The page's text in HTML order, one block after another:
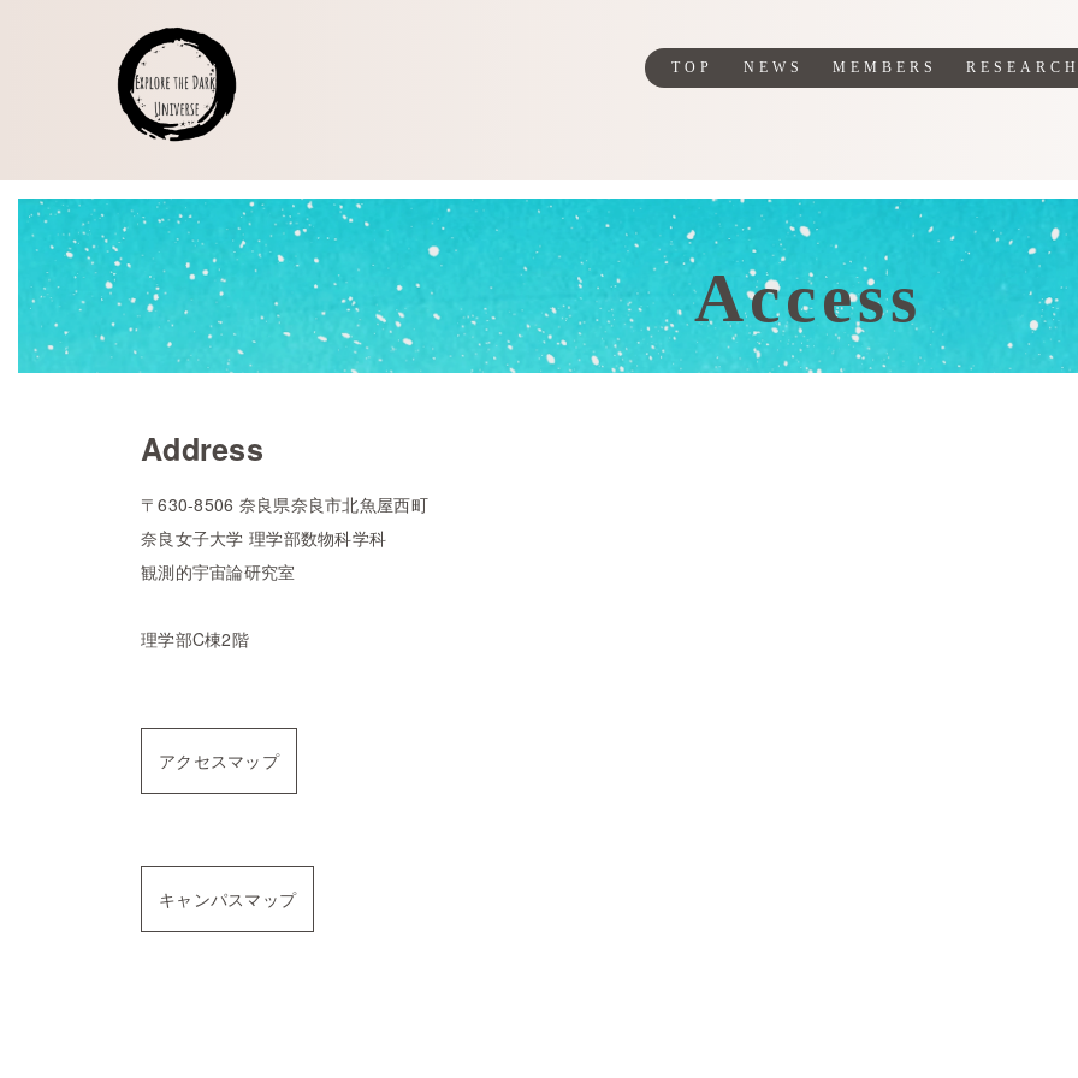
TOP NEWS MEMBERS RESEARCH
Access
Address
〒630-8506 奈良県奈良市北魚屋西町
奈良女子大学 理学部数物科学科
観測的宇宙論研究室
理学部C棟2階
アクセスマップ
キャンパスマップ